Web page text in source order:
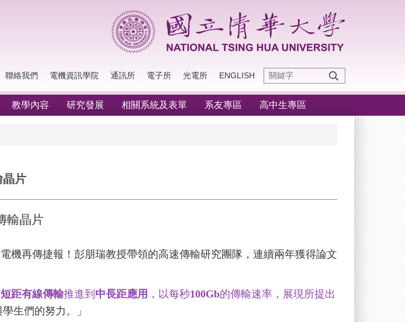
聯絡我們 電機資訊學院 通訊所 電子所 光電所 ENGLISH
教學內容 研究發展 相關系統及表單 系友專區 高中生專區
晶片
輸晶片
機再傳捷報！彭朋瑞教授帶領的高速傳輸研究團隊，連續兩年獲得論文
短距有線傳輸推進到 中長距應用 ，以每秒100Gb的傳輸速率，展現所提出
生們的努力。」